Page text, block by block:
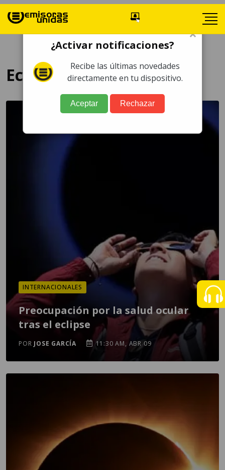
Eclipse
INTERNACIONALES
Preocupación por la salud ocular
tras el eclipse
POR JOSE GARCÍA 11:30 AM, ABR 09
×
¿Activar notificaciones?
Recibe las últimas novedades
directamente en tu dispositivo.
Aceptar Rechazar